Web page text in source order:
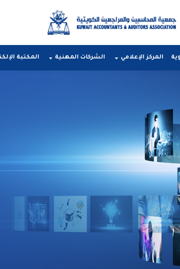
المركز الإعلامي الشركات المهنية المكتبة